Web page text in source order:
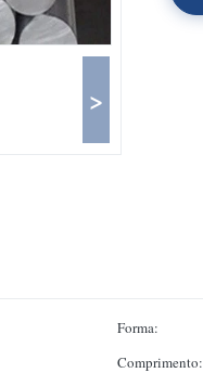
>
Forma:
Comprimento: